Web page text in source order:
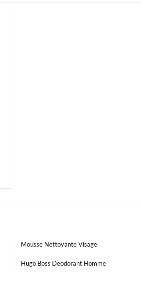
Mousse Nettoyante Visage
Hugo Boss Deodorant Homme